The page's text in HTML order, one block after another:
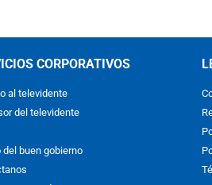
CORPORATIVOS
al televidente
del televidente
del buen gobierno